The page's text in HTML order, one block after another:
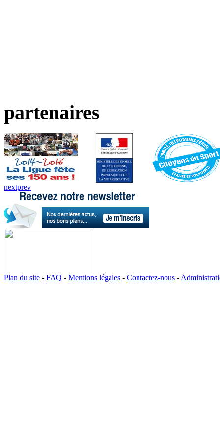
partenaires
nextprev
Plan du site - FAQ - Mentions légales - Contactez-nous -